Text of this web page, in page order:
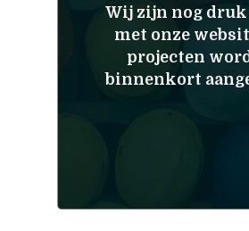
Wij zijn nog druk
met onze
projecten
binnenkort